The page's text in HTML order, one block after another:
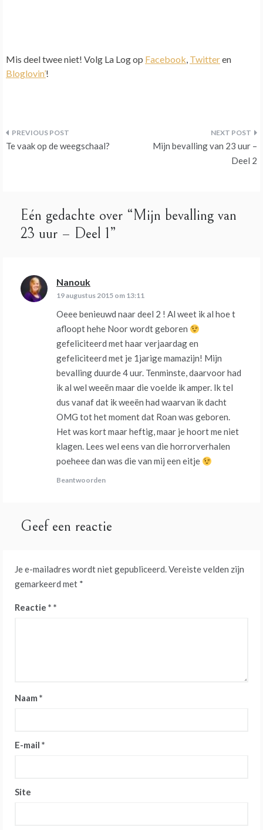
Mis deel twee niet! Volg La Log op Facebook, Twitteren
Bloglovin’!
Bericht
Te vaak op de weegschaal?
Mijn bevalling van 23 uur –
Deel 2
Eén gedachte over “Mijn bevalling van
23 uur – Deel 1”
Nanouk
19 augustus 2015 om 13:11
Oeee benieuwd naar deel 2 ! Al weet ik al hoe t
afloopt hehe Noor wordt geboren
gefeliciteerd met haar verjaardag en
gefeliciteerd met je 1jarige mamazijn! Mijn
bevalling duurde 4 uur. Tenminste, daarvoor had
ik al wel weeën maar die voelde ik amper. Ik tel
dus vanaf dat ik weeën had waarvan ik dacht
OMG tot het moment dat Roan was geboren.
Het was kort maar heftig, maar je hoort me niet
klagen. Lees wel eens van die horrorverhalen
poeheee dan was die van mij een eitje
Beantwoorden
Geef een reactie
Je e-mailadres wordt niet gepubliceerd.Vereiste velden zijn
gemarkeerd met *
Reactie *
Naam *
E-mail *
Site